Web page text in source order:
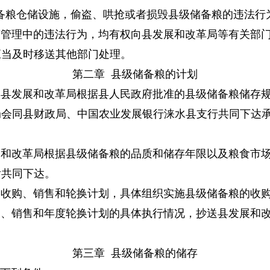
仓储设施，偷盗、哄抢或者损毁县级储备粮的违法
理中的违法行为，均有权向县发展和改革局等有关部
及时移送其他部门处理。
第二章 县级储备粮的计划
发展和改革局根据县人民政府批准的县级储备粮储存
同县财政局、中国农业发展银行涞水县支行共同下达
改革局根据县级储备粮的品质和储存年限以及粮食市
同下达。
购、销售和轮换计划，具体组织实施县级储备粮的收
销售和年度轮换计划的具体执行情况，抄送县发展和
第三章 县级储备粮的储存